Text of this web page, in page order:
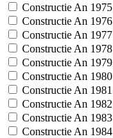
Constructie An 1975
Constructie An 1976
Constructie An 1977
Constructie An 1978
Constructie An 1979
Constructie An 1980
Constructie An 1981
Constructie An 1982
Constructie An 1983
Constructie An 1984